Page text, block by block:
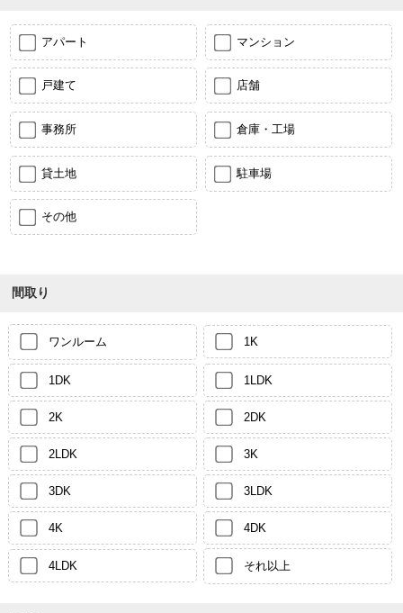
アパート マンション
戸建て 店舗
事務所 倉庫・工場
貸土地 駐車場
その他
間取り
ワンルーム 1K
1DK 1LDK
2K 2DK
2LDK 3K
3DK 3LDK
4K 4DK
4LDK それ以上